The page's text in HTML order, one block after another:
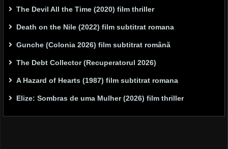
The Devil All the Time (2020) film thriller
Death on the Nile (2022) film subtitrat romana
Gunche (Colonia 2026) film subtitrat română
The Debt Collector (Recuperatorul 2026)
A Hazard of Hearts (1987) film subtitrat romana
Elize: Sombras de uma Mulher (2026) film thriller